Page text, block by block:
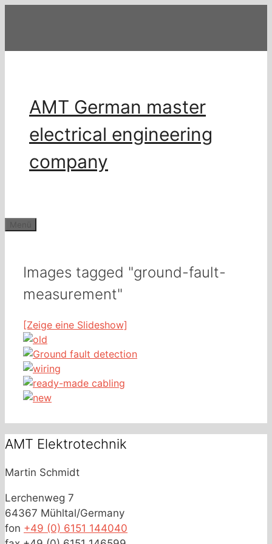
AMT German master
electrical engineering
company
Images tagged "ground-fault-
measurement"
[Zeige eine Slideshow]
AMT Elektrotechnik
Martin Schmidt
Lerchenweg 7
64367 Mühltal/Germany
fon +49 (0) 6151 144040